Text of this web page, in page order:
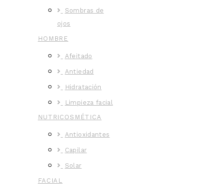
Sombras de
ojos
HOMBRE
Afeitado
Antiedad
Hidratación
Limpieza facial
NUTRICOSMÉTICA
Antioxidantes
Capilar
Solar
FACIAL